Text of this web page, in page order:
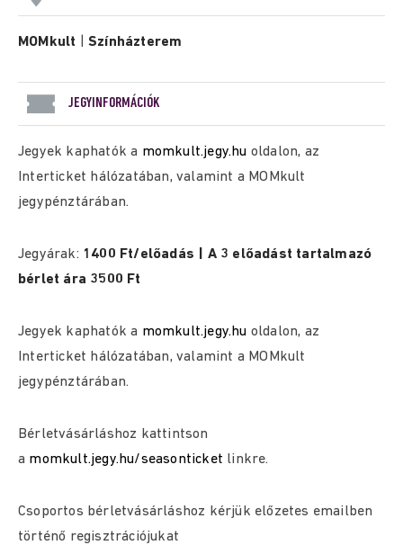
MOMkult |Színházterem
JEGYINFORMÁCIÓK
Jegyek kaphatók a momkult.jegy.hu oldalon, az
Interticket hálózatában, valamint a MOMkult
jegypénztárában.
Jegyárak: 1400 Ft/előadás | A 3 előadást tartalmazó
bérlet ára 3500 Ft
Jegyek kaphatók a momkult.jegy.hu oldalon, az
Interticket hálózatában, valamint a MOMkult
jegypénztárában.
Bérletvásárláshoz kattintson
a momkult.jegy.hu/seasonticket linkre.
Csoportos bérletvásárláshoz kérjük előzetes emailben
történő regisztrációjukat